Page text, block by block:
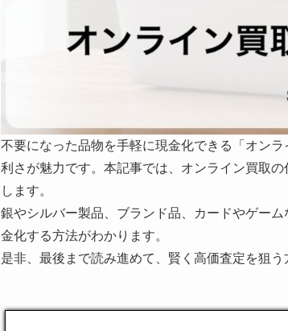
不要になった品物を手軽に現金化できる「オン
利さが魅力です。本記事では、オンライン買取
します。
銀やシルバー製品、ブランド品、カードやゲー
金化する方法がわかります。
是非、最後まで読み進めて、賢く高価査定を狙う